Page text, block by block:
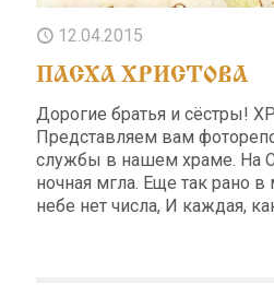
12.04.2015
ПАСХА ХРИСТОВА
Дорогие братья и сёстры!
Представляем вам
службы в нашем храме. На
ночная мгла. Еще так рано
небе нет числа, И каждая,